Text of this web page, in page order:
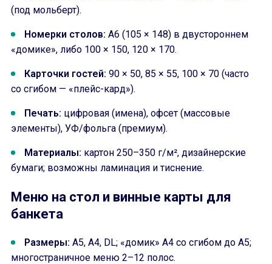
(под мольберт).
Номерки столов: A6 (105 × 148) в двустороннем
«домике», либо 100 × 150, 120 × 170.
Карточки гостей: 90 × 50, 85 × 55, 100 × 70 (часто
со сгибом — «плейс-кард»).
Печать: цифровая (имена), офсет (массовые
элементы), УФ/фольга (премиум).
Материалы: картон 250–350 г/м², дизайнерские
бумаги; возможны ламинация и тиснение.
Меню на стол и винные карты для
банкета
Размеры: A5, A4, DL; «домик» A4 со сгибом до A5;
многостраничное меню 2–12 полос.